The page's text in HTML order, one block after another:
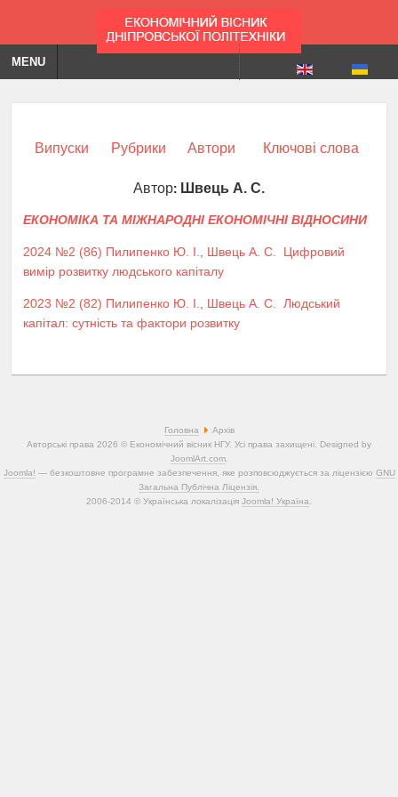
MENU
Випуски Рубрики Автори Ключові слова
Автор: Швець А. С.
ЕКОНОМІКА ТА МІЖНАРОДНІ ЕКОНОМІЧНІ ВІДНОСИНИ
2024 №2 (86) Пилипенко Ю. І. Швець А. С.
Цифровий
вимір розвитку людського капіталу
2023 №2 (82) Пилипенко Ю. І. Швець А. С.
Людський
капітал: сутність та фактори розвитку
Головна
Архів
Авторські права 2026 © Економічний вісник НГУ. Усі права захищені. Designed by
JoomlArt.com.
Joomla! — безкоштовне програмне забезпечення, яке розповсюджується за ліцензією GNU
Загальна Публічна Ліцензія.
2006-2014 © Українська локалізація Joomla! Україна